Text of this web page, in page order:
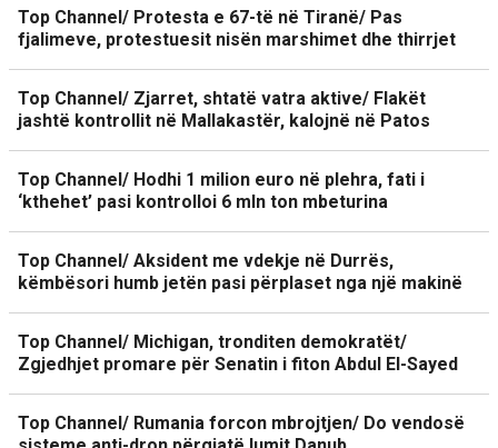
Top Channel/ Protesta e 67-të në Tiranë/ Pas
fjalimeve, protestuesit nisën marshimet dhe thirrjet
Top Channel/ Zjarret, shtatë vatra aktive/ Flakët
jashtë kontrollit në Mallakastër, kalojnë në Patos
Top Channel/ Hodhi 1 milion euro në plehra, fati i
‘kthehet’ pasi kontrolloi 6 mln ton mbeturina
Top Channel/ Aksident me vdekje në Durrës,
këmbësori humb jetën pasi përplaset nga një makinë
Top Channel/ Michigan, tronditen demokratët/
Zgjedhjet promare për Senatin i fiton Abdul El-Sayed
Top Channel/ Rumania forcon mbrojtjen/ Do vendosë